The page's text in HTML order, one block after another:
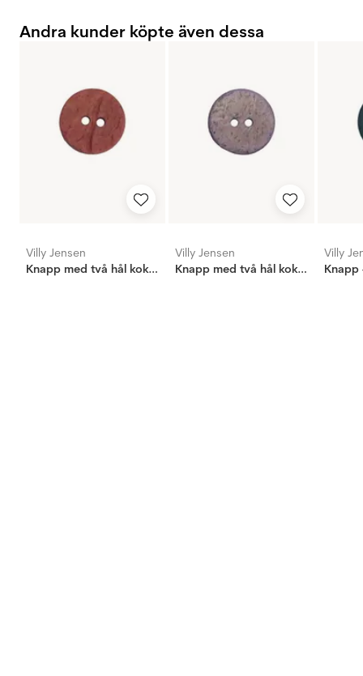
Andra kunder köpte även dessa
Villy Jensen
Knapp med två hål kokos rost, 15mm
Villy Jensen
Knapp med två hål kokos grå rosa, 15mm
Villy